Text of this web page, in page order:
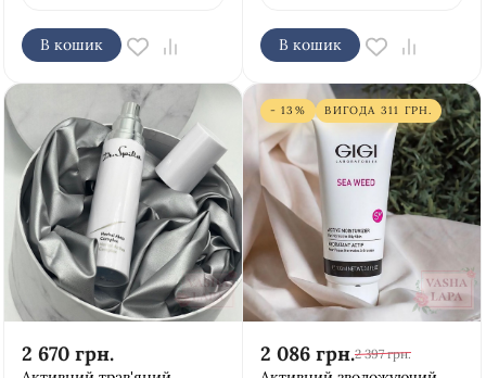
В кошик В кошик
2 670 грн.
- 13% ВИГОДА 311 ГРН.
2 086 грн.2 397 грн.